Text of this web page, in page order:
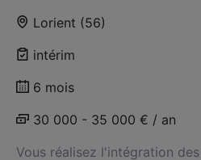
Lorient (56)
intérim
6 mois
30 000 - 35 000 € / an
Vous réalisez l'intégration